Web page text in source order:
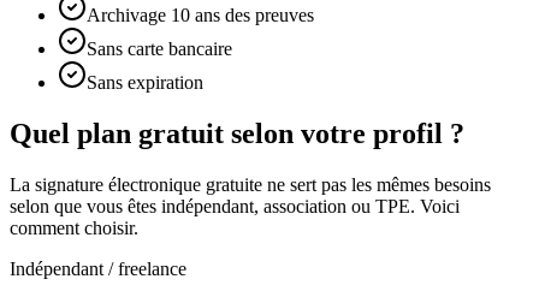
Archivage 10 ans des preuves
Sans carte bancaire
Sans expiration
Quel plan gratuit selon votre profil ?
La signature électronique gratuite ne sert pas les mêmes besoins
selon que vous êtes indépendant, association ou TPE. Voici
comment choisir.
Indépendant / freelance